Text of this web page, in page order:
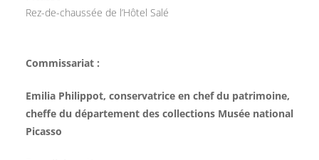
Rez-de-chaussée de l’Hôtel Salé
Commissariat :
Emilia Philippot, conservatrice en chef du patrimoine,
cheffe du département des collections Musée national
Picasso